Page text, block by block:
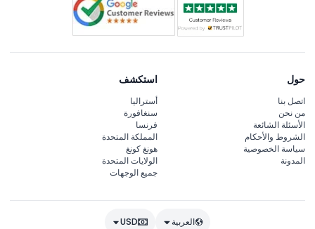
حول
اتصل بنا
من نحن
الأسئلة الشائعة
الشروط والأحكام
سياسة الخصوصية
المدونة
استكشف
أستراليا
سنغافورة
فرنسا
المملكة المتحدة
هونغ كونغ
الولايات المتحدة
جميع الوجهات
العربية USD